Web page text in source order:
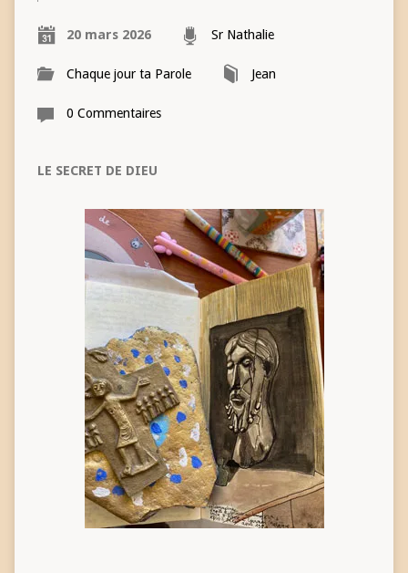
20 mars 2026 Sr Nathalie
Chaque jour ta Parole Jean
0 Commentaires
LE SECRET DE DIEU